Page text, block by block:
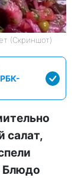
(Скриншот)
салат,
Блюдо